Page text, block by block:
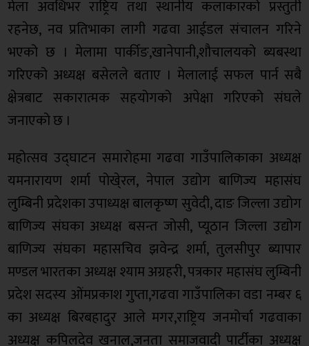
मेला अवधिभर राष्ट्रिय तथा स्थानीय कलाकारको प्रस्तुती
रहनेछ, नव प्रतिभाका लागी गढवा आईडल संचालन गरिने
भएको छ । मेलामा पार्कीङ,खानेपानी,शौचालयको ब्यबस्था
गरिएको अध्यक्ष बसेलले बताए । मेलालाई सफल पार्न सबै
क्षेत्रबाट सकारात्मक सहयोगको अपेक्षा गरिएको संघले
जनाएको छ ।
महोत्सव उद्घाटन समारोहमा गढवा गाउँपालिकाका अध्यक्ष
यमनारायण शर्मा पोखे्रल, नेपाल उद्योग बाणिज्य महासंघ
लुम्बिनी प्रदेशका उपाध्यक्ष बालकृष्ण सुवेदी, दाङ जिल्ला उद्योग
बाणिज्य संघका अध्यक्ष बसन्त जोसी, प्यूठान जिल्ला उद्योग
बाणिज्य संघका महासचिव झवेन्द्र शर्मा, तुलसीपुर ब्यापार
मण्डल भारतका अध्यक्ष श्याम अग्रहरी, पत्रकार महासंघ लुम्बिनी
प्रदेश सदस्य ओंमप्रकाश गुप्ता,गढवा गाउँपालिका वडा नम्बर ६
का अध्यक्ष बिरबहादुर आले मगर,राष्ट्रिय जनमोर्चा गढवाका
अध्यक्ष कपिलदेव खनाल,जनता समाजवादी पार्टीका अध्यक्ष